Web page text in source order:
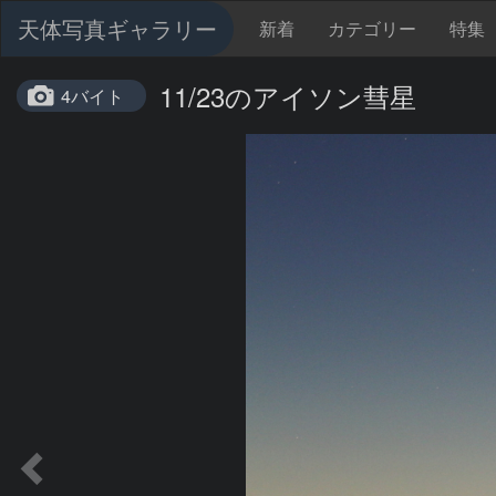
天体写真ギャラリー 新着 カテゴリー 特集
4バイト 11/23のアイソン彗星